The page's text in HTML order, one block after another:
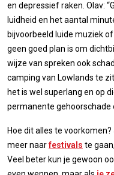
en depressief raken. Olav:
luidheid en het aantal
bijvoorbeeld luide muziek
geen goed plan is om
wijze van spreken ook
camping van Lowlands te
het is wel superlang en op
permanente gehoorschade
Hoe dit alles te
meer naarfestivals te
Veel beter kun je gewoon